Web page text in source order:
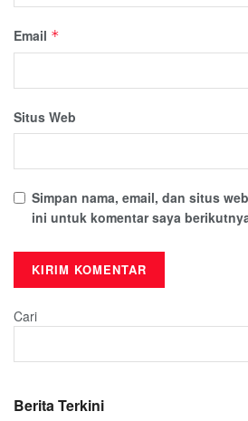
Email *
Situs Web
Simpan nama, email, dan situs
ini untuk komentar saya
Cari
Berita Terkini